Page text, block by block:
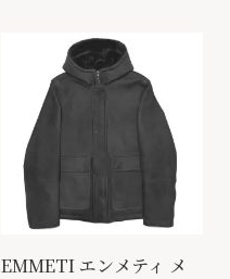
EMMETI エンメティ メ